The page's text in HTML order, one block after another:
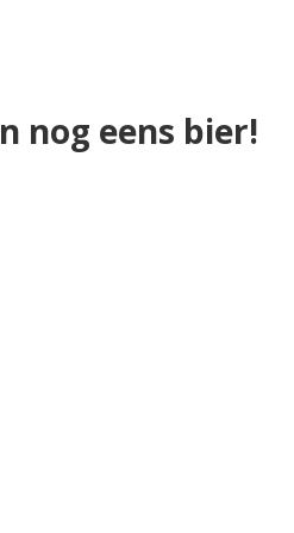
nog eens bier!